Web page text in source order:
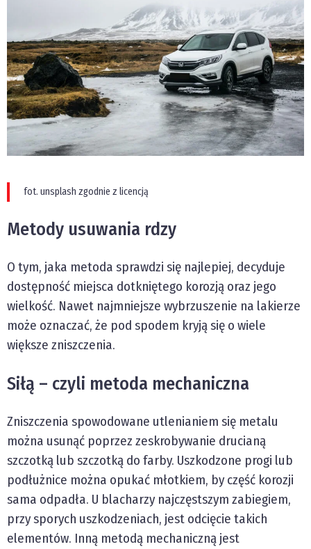
fot. unsplash zgodnie z licencją
Metody usuwania rdzy
O tym, jaka metoda sprawdzi się najlepiej, decyduje
dostępność miejsca dotkniętego korozją oraz jego
wielkość. Nawet najmniejsze wybrzuszenie na lakierze
może oznaczać, że pod spodem kryją się o wiele
większe zniszczenia.
Siłą – czyli metoda mechaniczna
Zniszczenia spowodowane utlenianiem się metalu
można usunąć poprzez zeskrobywanie drucianą
szczotką lub szczotką do farby. Uszkodzone progi lub
podłużnice można opukać młotkiem, by część korozji
sama odpadła. U blacharzy najczęstszym zabiegiem,
przy sporych uszkodzeniach, jest odcięcie takich
elementów. Inną metodą mechaniczną jest